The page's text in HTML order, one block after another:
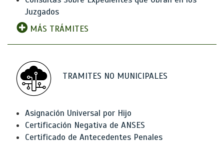
Juzgados
MÁS TRÁMITES
TRAMITES NO MUNICIPALES
Asignación Universal por Hijo
Certificación Negativa de ANSES
Certificado de Antecedentes Penales